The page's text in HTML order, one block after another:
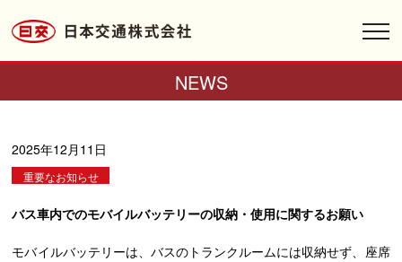
NEWS
2025年12月11日
重要なお知らせ
バス車内でのモバイルバッテリーの収納・使用に関するお願い
モバイルバッテリーは、バスのトランクルームには収納せず、座席